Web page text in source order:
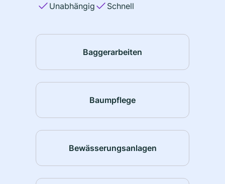
Unabhängig
Schnell
Baggerarbeiten
Baumpflege
Bewässerungsanlagen